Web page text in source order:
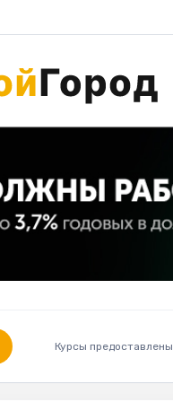
Курсы предоставлены